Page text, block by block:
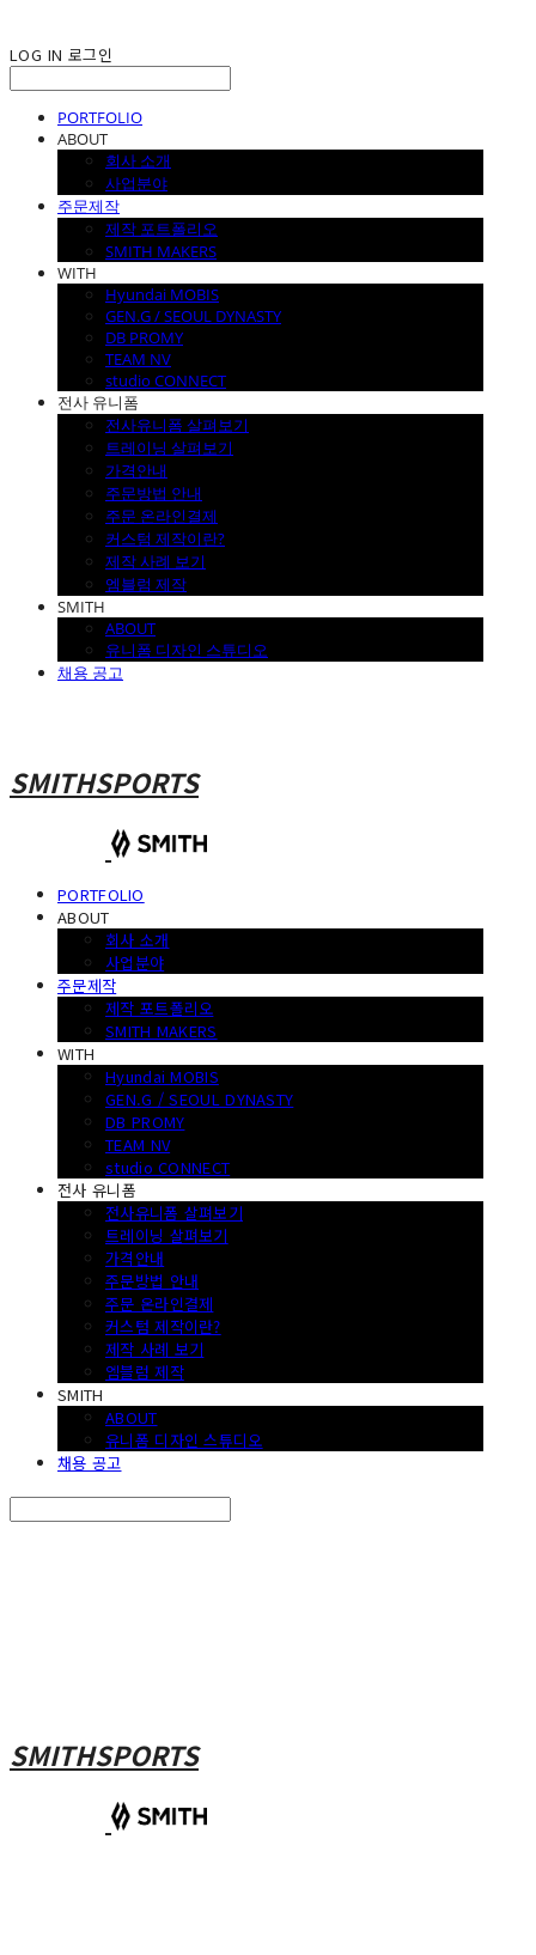
LOG IN 로그인
PORTFOLIO
ABOUT
회사 소개
사업분야
주문제작
제작 포트폴리오
SMITH MAKERS
WITH
Hyundai MOBIS
GEN.G / SEOUL DYNASTY
DB PROMY
TEAM NV
studio CONNECT
전사 유니폼
전사유니폼 살펴보기
트레이닝 살펴보기
가격안내
주문방법 안내
주문 온라인결제
커스텀 제작이란?
제작 사례 보기
엠블럼 제작
SMITH
ABOUT
유니폼 디자인 스튜디오
채용 공고
SMITHSPORTS
PORTFOLIO
ABOUT
회사 소개
사업분야
주문제작
제작 포트폴리오
SMITH MAKERS
WITH
Hyundai MOBIS
GEN.G / SEOUL DYNASTY
DB PROMY
TEAM NV
studio CONNECT
전사 유니폼
전사유니폼 살펴보기
트레이닝 살펴보기
가격안내
주문방법 안내
주문 온라인결제
커스텀 제작이란?
제작 사례 보기
엠블럼 제작
SMITH
ABOUT
유니폼 디자인 스튜디오
채용 공고
SMITHSPORTS